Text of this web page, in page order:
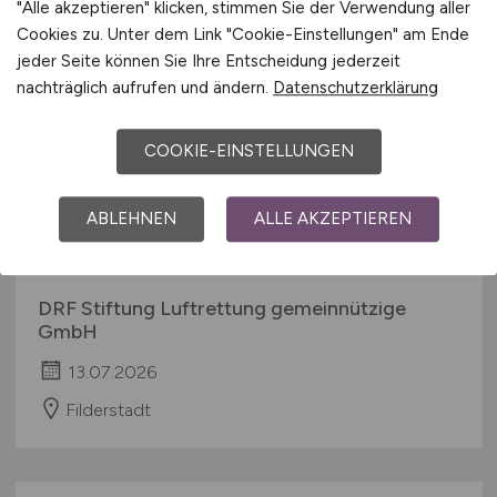
Leiter Data Warehouse, Business
DRF Stiftung Luftrettung gemeinnützige
GmbH
13.07.2026
Filderstadt
"Alle akzeptieren" klicken, stimmen Sie der Verwendung aller
Cookies zu. Unter dem Link "Cookie-Einstellungen" am Ende
jeder Seite können Sie Ihre Entscheidung jederzeit
nachträglich aufrufen und ändern. Datenschutzerklärung
COOKIE-EINSTELLUNGEN
ABLEHNEN ALLE AKZEPTIEREN